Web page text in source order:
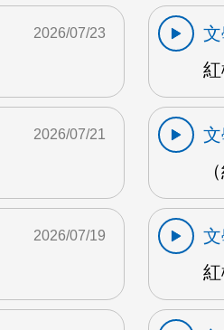
2026/07/23
2026/07/21
2026/07/19